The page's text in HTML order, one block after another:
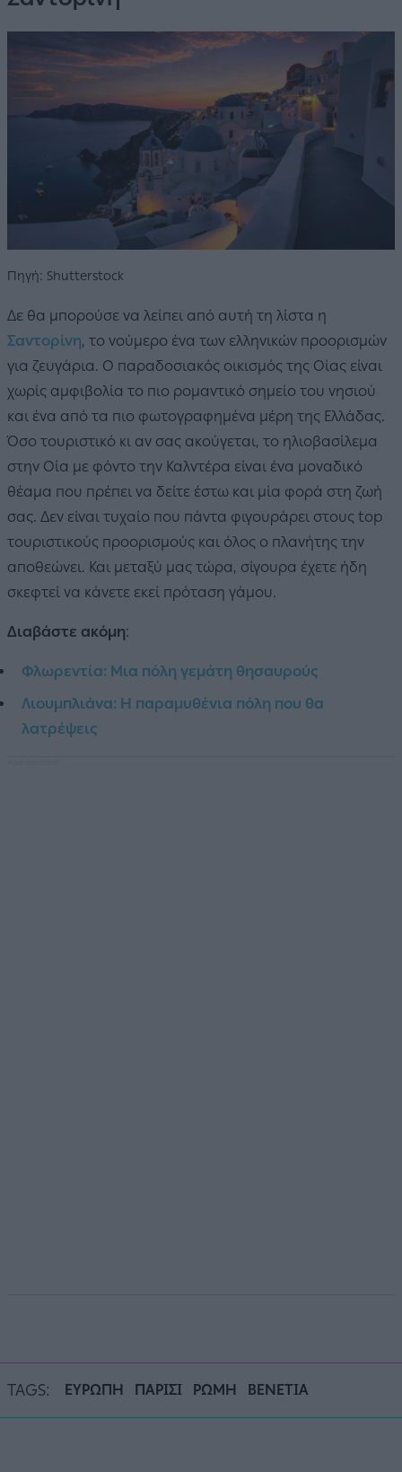
Πηγή: Shutterstock
Δε θα μπορούσε να λείπει από αυτή τη λίστα η
Σαντορίνη, το νούμερο ένα των ελληνικών προορισμών
για ζευγάρια. Ο παραδοσιακός οικισμός της Οίας είναι
χωρίς αμφιβολία το πιο ρομαντικό σημείο του νησιού
και ένα από τα πιο φωτογραφημένα μέρη της Ελλάδας.
Όσο τουριστικό κι αν σας ακούγεται, το ηλιοβασίλεμα
στην Οία με φόντο την Καλντέρα είναι ένα μοναδικό
θέαμα που πρέπει να δείτε έστω και μία φορά στη ζωή
σας. Δεν είναι τυχαίο που πάντα φιγουράρει στους top
τουριστικούς προορισμούς και όλος ο πλανήτης την
αποθεώνει. Και μεταξύ μας τώρα, σίγουρα έχετε ήδη
σκεφτεί να κάνετε εκεί πρόταση γάμου.
Διαβάστε ακόμη:
Φλωρεντία: Μια πόλη γεμάτη θησαυρούς
Λιουμπλιάνα: Η παραμυθένια πόλη που θα
λατρέψεις
TAGS: ΕΥΡΩΠΗ ΠΑΡΙΣΙ ΡΩΜΗ ΒΕΝΕΤΙΑ